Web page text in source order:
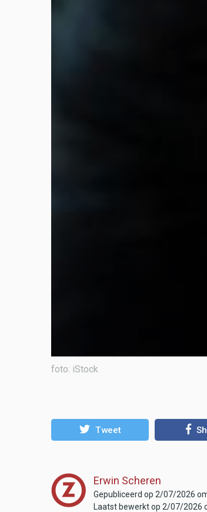
foto: iStock
Tweet
Erwin Scheren
Gepubliceerd op 2/07/2026
Laatst bewerkt op 2/07/2026